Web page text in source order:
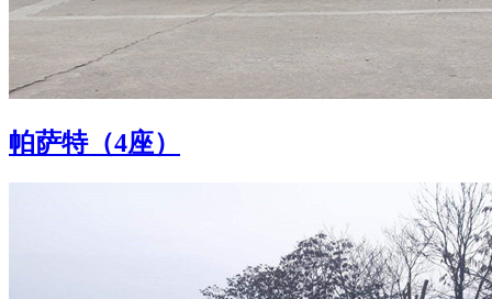
帕萨特（4座）